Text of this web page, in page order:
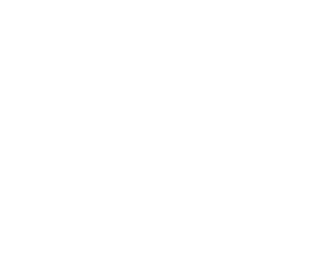
para